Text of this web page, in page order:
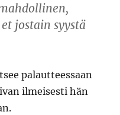
jostain syystä
palautteessaan
ilmeisesti hän